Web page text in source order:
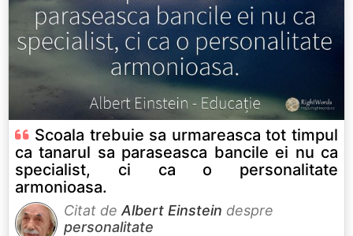
Scoala trebuie sa urmareasca tot timpul
ca tanarul sa paraseasca bancile ei nu ca
specialist, ci ca o personalitate
armonioasa.
Citat de Albert Einstein despre
personalitate